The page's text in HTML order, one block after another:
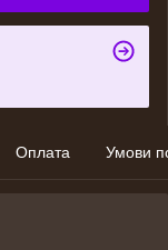
Оплата Умови